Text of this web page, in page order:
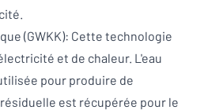
(GWKK): Cette technologie
et de chaleur. L'eau
pour produire de
est récupérée pour le